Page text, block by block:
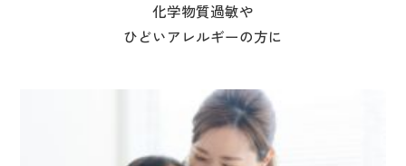
化学物質過敏や
ひどいアレルギーの方に